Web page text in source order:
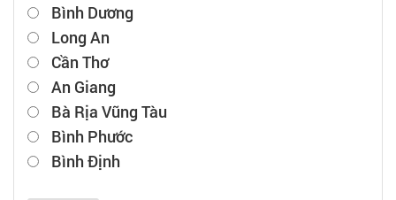
Bình Dương
Long An
Cần Thơ
An Giang
Bà Rịa Vũng Tàu
Bình Phước
Bình Định